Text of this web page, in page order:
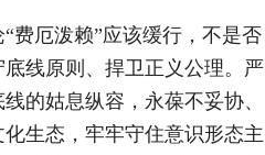
费厄泼赖”应该缓行，不是否
线原则、捍卫正义公理。严
的姑息纵容，永葆不妥协、
生态，牢牢守住意识形态主